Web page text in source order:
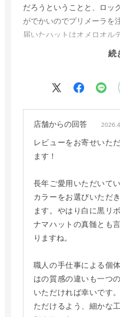
だろうということと、ロッ
がでかいのでプリメーラを
届いたハットはオメロオル
しておりますが、手持ちの
ヤ草は自然のものなので仕
れやすい部分をシリコンで
続
店舗からの回答
レビューをお寄せいた
ます！
長年ご愛用いただいて
カラーをお選びいただ
ます。やはり白に黒リ
ナマハットの真髄とも
りますね。
職人の手仕事による個
はの質感の違いも一つ
いただければ幸いです
ただけるよう、細かな